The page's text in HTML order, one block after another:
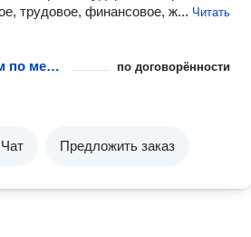
трудовое, финансовое, ж... Читать
Занятие с репетитором по международному праву по договорённости
Чат Предложить заказ